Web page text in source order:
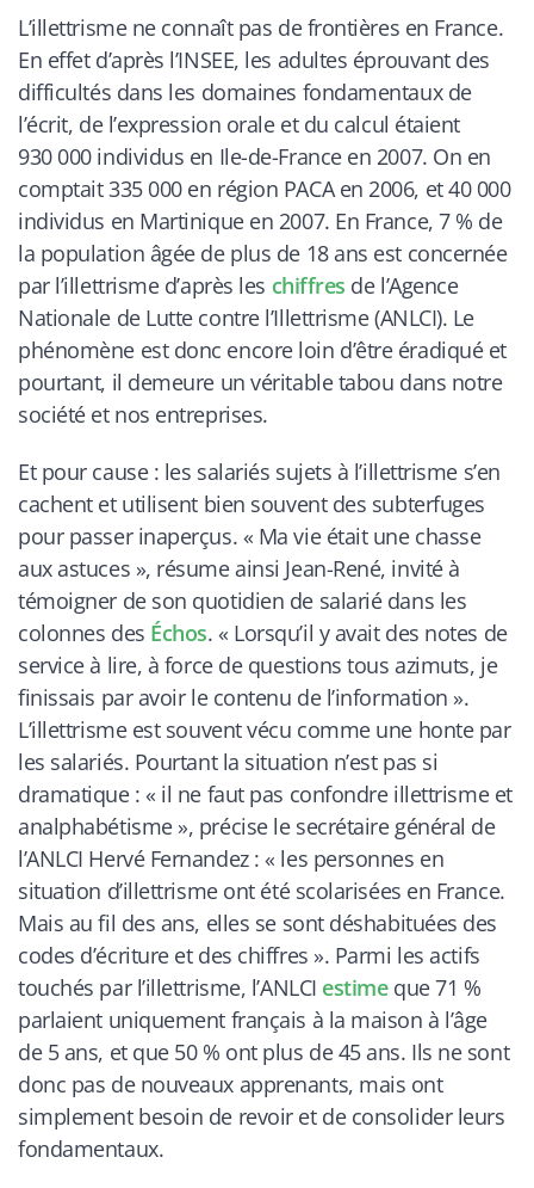
L’illettrisme ne connaît pas de frontières en France.
En effet d’après l’INSEE, les adultes éprouvant des
difficultés dans les domaines fondamentaux de
l’écrit, de l’expression orale et du calcul étaient
930 000 individus en Ile-de-France en 2007. On en
comptait 335 000 en région PACA en 2006, et 40 000
individus en Martinique en 2007. En France, 7 % de
la population âgée de plus de 18 ans est concernée
par l’illettrisme d’après les chiffres de l’Agence
Nationale de Lutte contre l’Illettrisme (ANLCI). Le
phénomène est donc encore loin d’être éradiqué et
pourtant, il demeure un véritable tabou dans notre
société et nos entreprises.
Et pour cause : les salariés sujets à l’illettrisme s’en
cachent et utilisent bien souvent des subterfuges
pour passer inaperçus. « Ma vie était une chasse
aux astuces », résume ainsi Jean-René, invité à
témoigner de son quotidien de salarié dans les
colonnes des Échos. « Lorsqu’il y avait des notes de
service à lire, à force de questions tous azimuts, je
finissais par avoir le contenu de l’information ».
L’illettrisme est souvent vécu comme une honte par
les salariés. Pourtant la situation n’est pas si
dramatique : « il ne faut pas confondre illettrisme et
analphabétisme», précise le secrétaire général de
l’ANLCI Hervé Fernandez : « les personnes en
situation d’illettrisme ont été scolarisées en France.
Mais au fil des ans, elles se sont déshabituées des
codes d’écriture et des chiffres ». Parmi les actifs
touchés par l’illettrisme, l’ANLCI estimeque 71 %
parlaient uniquement français à la maison à l’âge
de 5 ans, et que 50 % ont plus de 45 ans. Ils ne sont
donc pas de nouveaux apprenants, mais ont
simplement besoin de revoir et de consolider leurs
fondamentaux.